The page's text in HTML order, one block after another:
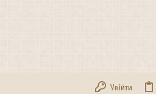
Увійти